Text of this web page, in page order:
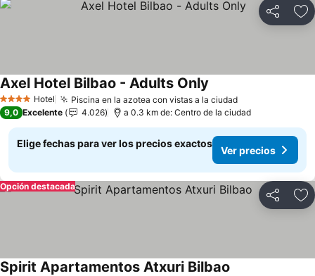
Compartir
4 EstrellasHotel Piscina en la azotea con vistas a la ciudadVer precios
Axel Hotel Bilbao - Adults Only
9,0 Excelente 4.026 a 0.3 km de: Centro de la ciudad
Elige fechas para ver los precios exactos
Ver precios
Compartir
Opción destacada
Spirit Apartamentos Atxuri Bilbao